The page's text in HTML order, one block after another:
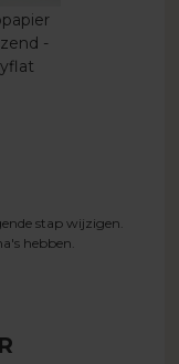
-
stap wijzigen.
hebben.